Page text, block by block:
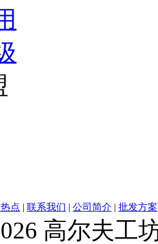
点 | 联系我们 | 公司简介 | 批发方案
高尔夫工